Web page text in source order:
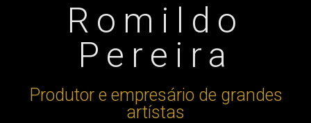
Romildo
Pereira
Produtor e empresário de grandes
artístas